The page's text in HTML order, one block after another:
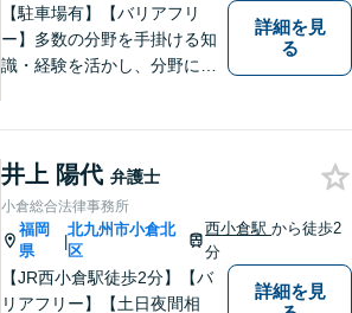
【駐車場有】【バリアフリ
ー】多数の分野を手掛ける知
識・経験を活かし、分野にと
を提供致します。メール相談
やビデオ面談にも柔軟に対応
しております。 まずは、ご相
談ください。
詳細を見
る
井上 陽代 弁護士
小倉総合法律事務所
福岡
県
|
北九州市小倉北
区
西小倉駅から徒歩2
分
【JR西小倉駅徒歩2分】【バ
リアフリー】【土日夜間相
詳細を見